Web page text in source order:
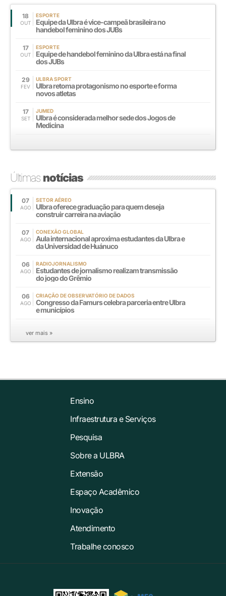
18
OUT
ESPORTE
Equipe da Ulbra é vice-campeã brasileira no
handebol feminino dos JUBs
17
OUT
ESPORTE
Equipe de handebol feminino da Ulbra está na final
dos JUBs
29
FEV
ULBRA SPORT
Ulbra retoma protagonismo no esporte e forma
novos atletas
17
SET
JUMED
Ulbra é considerada melhor sede dos Jogos de
Medicina
Últimasnotícias
07
AGO
SETOR AÉREO
Ulbra oferece graduação para quem deseja
construir carreira na aviação
07
AGO
CONEXÃO GLOBAL
Aula internacional aproxima estudantes da Ulbra e
da Universidad de Huánuco
06
AGO
RADIOJORNALISMO
Estudantes de jornalismo realizam transmissão
do jogo do Grêmio
06
AGO
CRIAÇÃO DE OBSERVATÓRIO DE DADOS
Congresso da Famurs celebra parceria entre Ulbra
e municípios
ver mais »
Ensino
Infraestrutura e Serviços
Pesquisa
Sobre a ULBRA
Extensão
Espaço Acadêmico
Inovação
Atendimento
Trabalhe conosco